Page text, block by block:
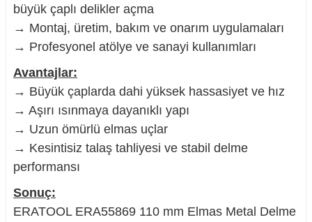
büyük çaplı delikler açma
→ Montaj, üretim, bakım ve onarım uygulamaları
→ Profesyonel atölye ve sanayi kullanımları
Avantajlar:
→ Büyük çaplarda dahi yüksek hassasiyet ve hız
→ Aşırı ısınmaya dayanıklı yapı
→ Uzun ömürlü elmas uçlar
→ Kesintisiz talaş tahliyesi ve stabil delme
performansı
Sonuç:
ERATOOL ERA55869 110 mm Elmas Metal Delme